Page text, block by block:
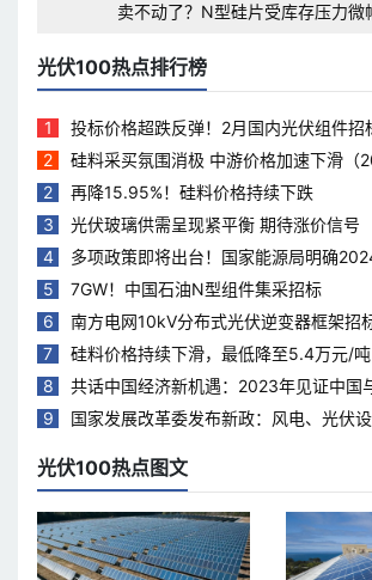
卖不动了？N型硅片受库存压力微
光伏100热点排行榜
1
投标价格超跌反弹！2月国内光伏组件
2
硅料采买氛围消极 中游价格加速下滑（
2
再降15.95%！硅料价格持续下跌
3
光伏玻璃供需呈现紧平衡 期待涨价信号
4
多项政策即将出台！国家能源局明确
5
7GW！中国石油N型组件集采招标
6
南方电网10kV分布式光伏逆变器框架招标
7
硅料价格持续下滑，最低降至5.4万元/吨
8
共话中国经济新机遇：2023年见证中国
热度持续升温
9
国家发展改革委发布新政：风电、光伏
光伏100热点图文